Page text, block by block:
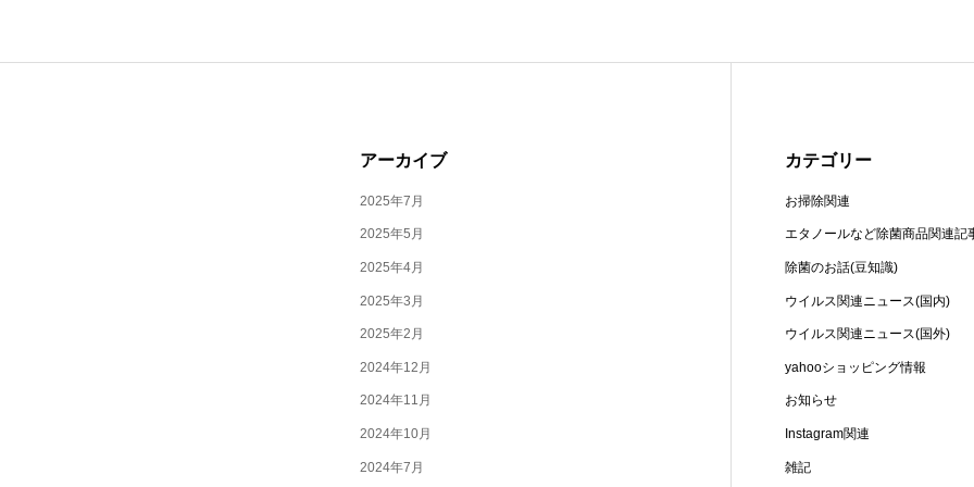
アーカイブ
2025年7月
2025年5月
2025年4月
2025年3月
2025年2月
2024年12月
2024年11月
2024年10月
2024年7月
カテゴリー
お掃除関連
エタノールなど除菌商品関連記
除菌のお話(豆知識)
ウイルス関連ニュース(国内)
ウイルス関連ニュース(国外)
yahooショッピング情報
お知らせ
Instagram関連
雑記